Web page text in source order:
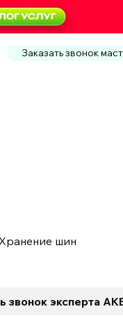
Заказать звонок
Хранение шин
звонокэксперта